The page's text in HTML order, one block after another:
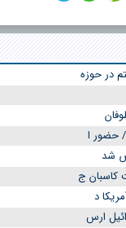
در حوزه
حضور ا
شد
کاسبان ج
د